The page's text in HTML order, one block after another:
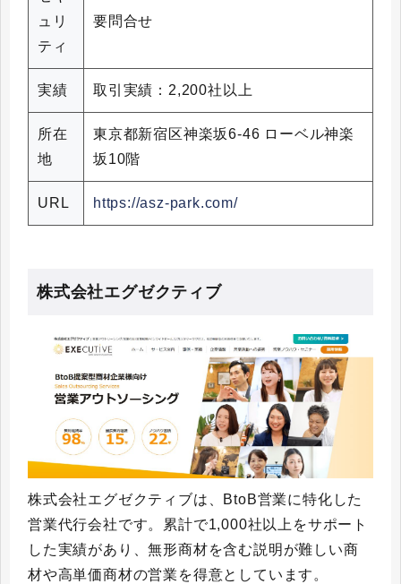
ュリ
ティ
要問合せ
実績 取引実績：2,200社以上
所在
地
東京都新宿区神楽坂6-46 ローベル神楽
坂10階
URL https://asz-park.com/
株式会社エグゼクティブ
株式会社エグゼクティブは、BtoB営業に特化した
営業代行会社です。累計で1,000社以上をサポート
した実績があり、無形商材を含む説明が難しい商
材や高単価商材の営業を得意としています。